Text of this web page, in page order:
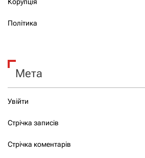
Політика
Мета
Увійти
Стрічка записів
Стрічка коментарів